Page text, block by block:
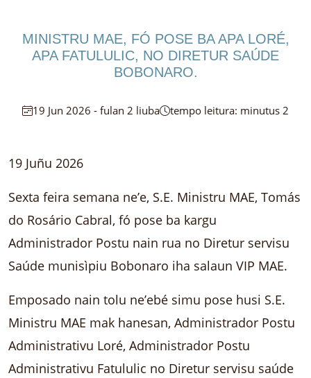
MINISTRU MAE, FÓ POSE BA APA LORÉ,
APA FATULULIC, NO DIRETUR SAÚDE
BOBONARO.
19 Jun 2026 - fulan 2 liuba tempo leitura: minutus 2
19 Juñu 2026
Sexta feira semana ne’e, S.E. Ministru MAE, Tomás
do Rosário Cabral, fó pose ba kargu
Administrador Postu nain rua no Diretur servisu
Saúde munisìpiu Bobonaro iha salaun VIP MAE.
Emposado nain tolu ne’ebé simu pose husi S.E.
Ministru MAE mak hanesan, Administrador Postu
Administrativu Loré, Administrador Postu
Administrativu Fatululic no Diretur servisu saúde